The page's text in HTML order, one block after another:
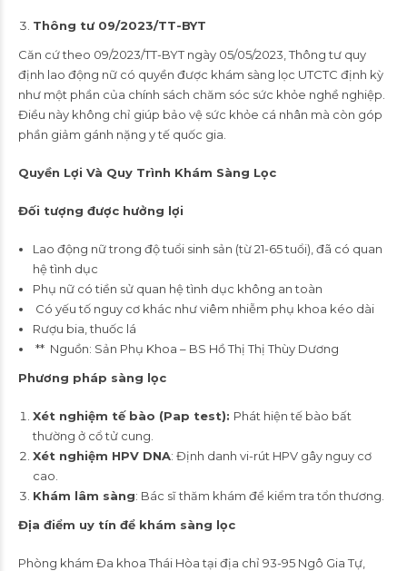
Thông tư 09/2023/TT-BYT
Căn cứ theo 09/2023/TT-BYT ngày 05/05/2023, Thông tư quy
định lao động nữ có quyền được khám sàng lọc UTCTC định kỳ
như một phần của chính sách chăm sóc sức khỏe nghề nghiệp.
Điều này không chỉ giúp bảo vệ sức khỏe cá nhân mà còn góp
phần giảm gánh nặng y tế quốc gia.
Quyền Lợi Và Quy Trình Khám Sàng Lọc
Đối tượng được hưởng lợi
Lao động nữ trong độ tuổi sinh sản (từ 21-65 tuổi), đã có quan
hệ tình dục
Phụ nữ có tiền sử quan hệ tình dục không an toàn
Có yếu tố nguy cơ khác như viêm nhiễm phụ khoa kéo dài
Rượu bia, thuốc lá
** Nguồn: Sản Phụ Khoa – BS Hồ Thị Thị Thùy Dương
Phương pháp sàng lọc
Xét nghiệm tế bào (Pap test): Phát hiện tế bào bất
thường ở cổ tử cung.
Xét nghiệm HPV DNA: Định danh vi-rút HPV gây nguy cơ
cao.
Khám lâm sàng: Bác sĩ thăm khám để kiểm tra tổn thương.
Địa điểm uy tín để khám sàng lọc
Phòng khám Đa khoa Thái Hòa tại địa chỉ 93-95 Ngô Gia Tự,